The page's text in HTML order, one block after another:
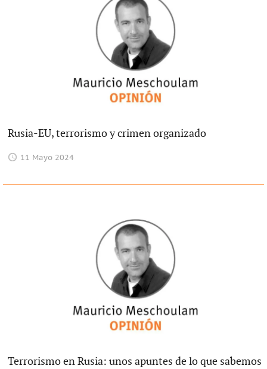
Rusia-EU, terrorismo y crimen organizado
11 Mayo 2024
Terrorismo en Rusia: unos apuntes de lo que sabemos